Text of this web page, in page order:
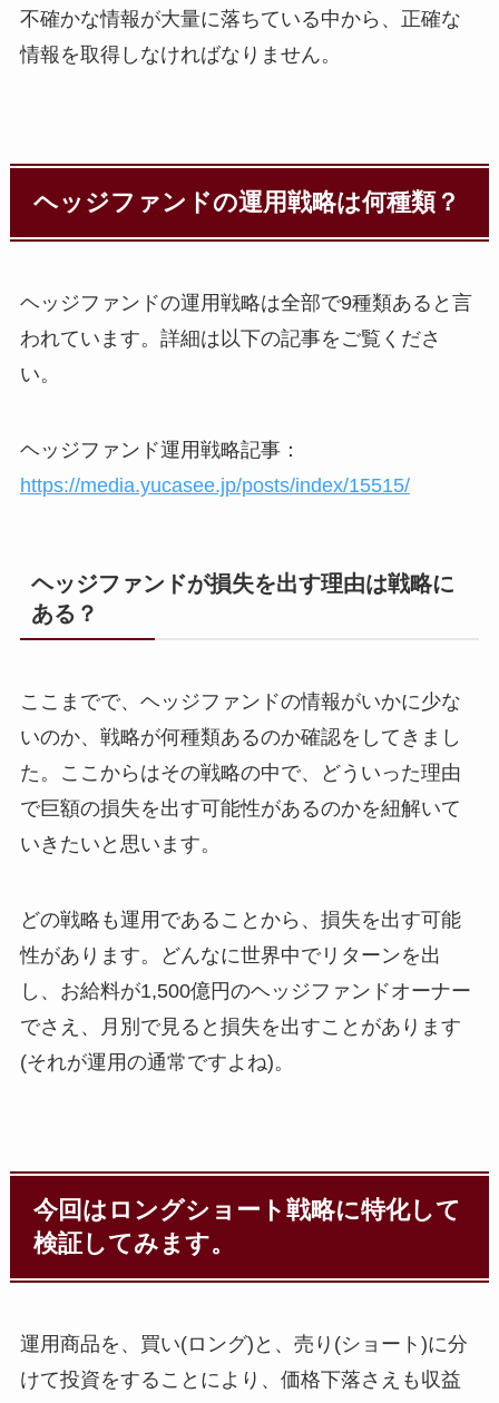
不確かな情報が大量に落ちている中から、正確な
情報を取得しなければなりません。
ヘッジファンドの運用戦略は何種類？
ヘッジファンドの運用戦略は全部で9種類あると言
われています。詳細は以下の記事をご覧くださ
い。
ヘッジファンド運用戦略記事：
https://media.yucasee.jp/posts/index/15515/
ヘッジファンドが損失を出す理由は戦略に
ある？
ここまでで、ヘッジファンドの情報がいかに少な
いのか、戦略が何種類あるのか確認をしてきまし
た。ここからはその戦略の中で、どういった理由
で巨額の損失を出す可能性があるのかを紐解いて
いきたいと思います。
どの戦略も運用であることから、損失を出す可能
性があります。どんなに世界中でリターンを出
し、お給料が1,500億円のヘッジファンドオーナー
でさえ、月別で見ると損失を出すことがあります
(それが運用の通常ですよね)。
今回はロングショート戦略に特化して
検証してみます。
運用商品を、買い(ロング)と、売り(ショート)に分
けて投資をすることにより、価格下落さえも収益